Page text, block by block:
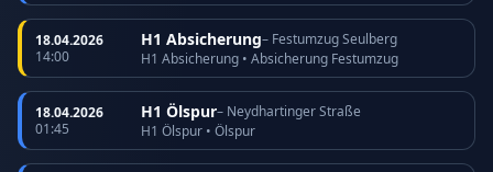
18.04.2026
14:00
H1 Absicherung– Festumzug Seulberg
H1 Absicherung • Absicherung Festumzug
18.04.2026
01:45
H1 Ölspur– Neydhartinger Straße
H1 Ölspur • Ölspur